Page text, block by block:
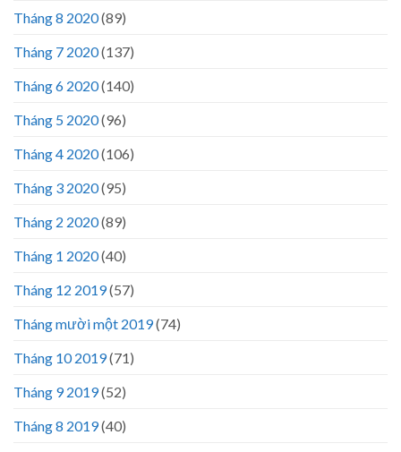
Tháng 8 2020(89)
Tháng 7 2020(137)
Tháng 6 2020(140)
Tháng 5 2020(96)
Tháng 4 2020(106)
Tháng 3 2020(95)
Tháng 2 2020(89)
Tháng 1 2020(40)
Tháng 12 2019(57)
Tháng mười một 2019(74)
Tháng 10 2019(71)
Tháng 9 2019(52)
Tháng 8 2019(40)